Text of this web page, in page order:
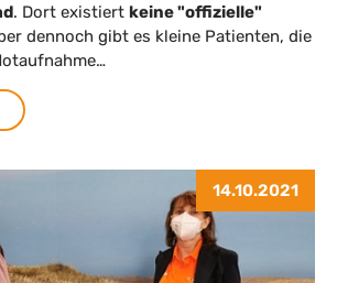
. Dort existiert keine "offizielle"
dennoch gibt es kleine Patienten, die
14.10.2021